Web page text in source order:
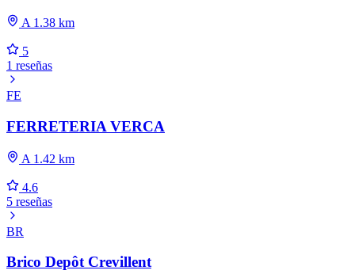
A 1.38 km
5
1 reseñas
FE
FERRETERIA VERCA
A 1.42 km
4.6
5 reseñas
BR
Brico Depôt Crevillent